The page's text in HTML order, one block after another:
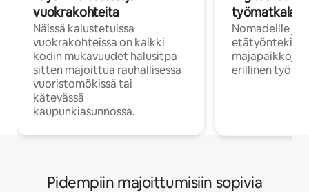
vuokrakohteita
Näissä kalustetuissa
vuokrakohteissa on kaikki
kodin mukavuudet halusitpa
sitten majoittua rauhallisessa
vuoristomökissä tai
kätevässä
kaupunkiasunnossa.
Nomadeille ja
majapaikkoja,
erillinen
Pidempiin majoittumisiin sopivia